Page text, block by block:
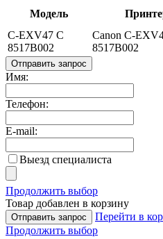
Модель
C-EXV47 C
8517B002
Canon C-
8517B002
Отправить запрос
Имя:
Телефон:
E-mail:
Выезд специалиста
Продолжить выбор
Товар добавлен в корзину
Отправить запрос
Перейти в
Продолжить выбор